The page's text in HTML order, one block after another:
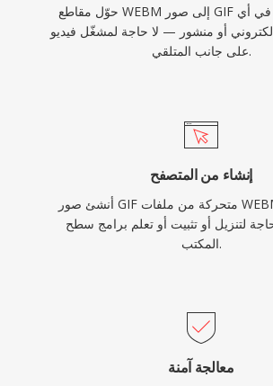
حوّل مقاطع WEBM إلى صور GIF متحركة تعمل في أي
أو منشور — لا حاجة لمشغّل فيديو
على جانب المتلقي.
إنشاء من المتصفح
أنشئ صور GIF متحركة من ملفات WEBM مباشرة في
لتنزيل أو تثبيت أو تعلم برامج سطح
المكتب.
معالجة آمنة